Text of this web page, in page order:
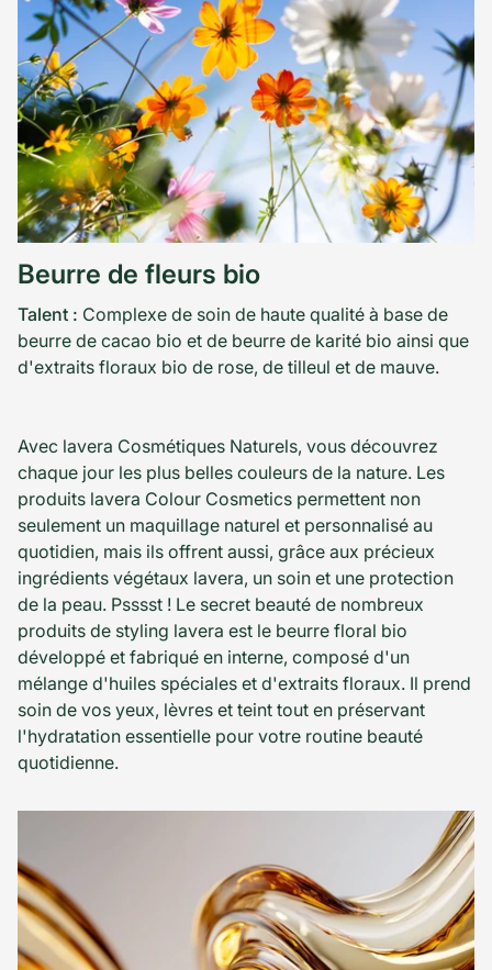
Beurre de fleurs bio
Talent : Complexe de soin de haute qualité à base de
beurre de cacao bio et de beurre de karité bio ainsi que
d'extraits floraux bio de rose, de tilleul et de mauve.
Avec lavera Cosmétiques Naturels, vous découvrez
chaque jour les plus belles couleurs de la nature. Les
produits lavera Colour Cosmetics permettent non
seulement un maquillage naturel et personnalisé au
quotidien, mais ils offrent aussi, grâce aux précieux
ingrédients végétaux lavera, un soin et une protection
de la peau. Psssst ! Le secret beauté de nombreux
produits de styling lavera est le beurre floral bio
développé et fabriqué en interne, composé d'un
mélange d'huiles spéciales et d'extraits floraux. Il prend
soin de vos yeux, lèvres et teint tout en préservant
l'hydratation essentielle pour votre routine beauté
quotidienne.